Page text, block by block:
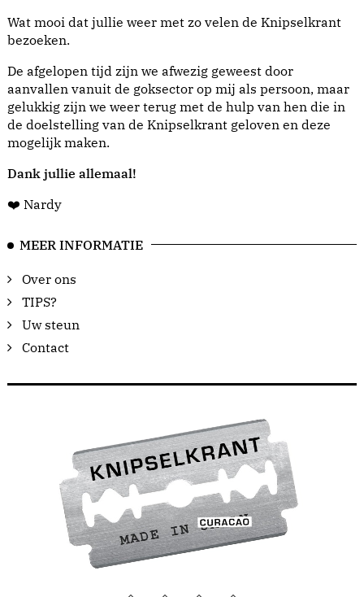
Wat mooi dat jullie weer met zo velen de Knipselkrant
bezoeken.
De afgelopen tijd zijn we afwezig geweest door
aanvallen vanuit de goksector op mij als persoon, maar
gelukkig zijn we weer terug met de hulp van hen die in
de doelstelling van de Knipselkrant geloven en deze
mogelijk maken.
Dank jullie allemaal!
❤️ Nardy
MEER INFORMATIE
Over ons
TIPS?
Uw steun
Contact